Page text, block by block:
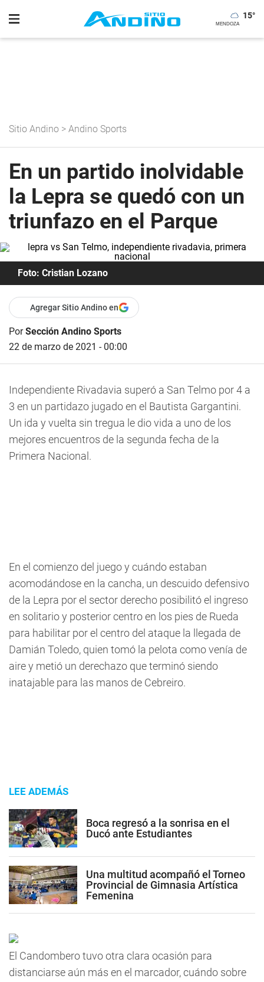
15°
Sitio Andino > Andino Sports
En un partido inolvidable
la Lepra se quedó con un
triunfazo en el Parque
Foto: Cristian Lozano
Agregar Sitio Andino en
PorSección Andino Sports
22 de marzo de 2021 - 00:00
Independiente Rivadavia superó a San Telmo por 4 a
3 en un partidazo jugado en el Bautista Gargantini.
Un ida y vuelta sin tregua le dio vida a uno de los
mejores encuentros de la segunda fecha de la
Primera Nacional.
En el comienzo del juego y cuándo estaban
acomodándose en la cancha, un descuido defensivo
de la Lepra por el sector derecho posibilitó el ingreso
en solitario y posterior centro en los pies de Rueda
para habilitar por el centro del ataque la llegada de
Damián Toledo, quien tomó la pelota como venía de
aire y metió un derechazo que terminó siendo
inatajable para las manos de Cebreiro.
LEE ADEMÁS
Boca regresó a la sonrisa en el
Ducó ante Estudiantes
Una multitud acompañó el Torneo
Provincial de Gimnasia Artística
Femenina
El Candombero tuvo otra clara ocasión para
distanciarse aún más en el marcador, cuándo sobre